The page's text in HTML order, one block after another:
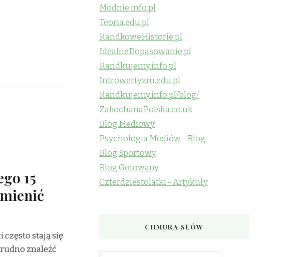
15
stają się
znaleźć
Modnie.info.pl
Teoria.edu.pl
RandkoweHistorie.pl
IdealneDopasowanie.pl
Randkujemy.info.pl
Introwertyzm.edu.pl
Randkujemy.info.pl/blog/
ZakochanaPolska.co.uk
Blog Mediowy
Psychologia Mediów - Blog
Blog Sportowy
Blog Gotowany
Czterdziestolatki - Artykuły
CHMURA SŁÓW